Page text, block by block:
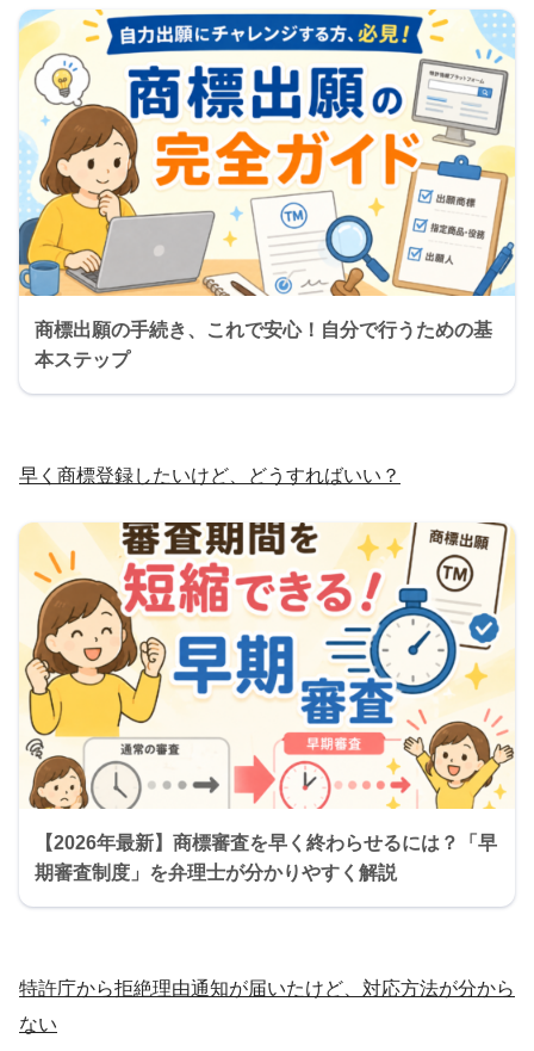
商標出願の手続き、これで安心！自分で行うための基
本ステップ
早く商標登録したいけど、どうすればいい？
【2026年最新】商標審査を早く終わらせるには？「早
期審査制度」を弁理士が分かりやすく解説
特許庁から拒絶理由通知が届いたけど、対応方法が分から
ない